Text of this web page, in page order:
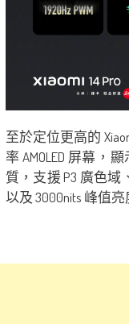
至於定位更高的
率 AMOLED 屏幕，
質，支援 P3 廣色域、
以及 3000nits 峰值亮